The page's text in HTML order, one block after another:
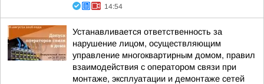
14:54
Устанавливается ответственность за
нарушение лицом, осуществляющим
управление многоквартирным домом, правил
взаимодействия с оператором связи при
монтаже, эксплуатации и демонтаже сетей